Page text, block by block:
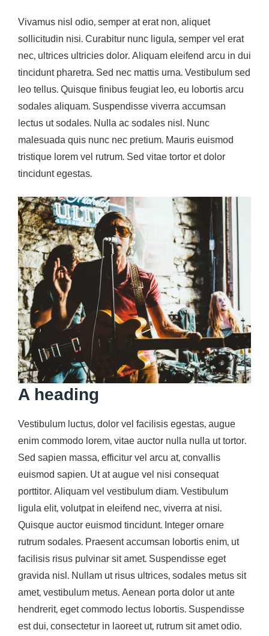
Vivamus nisl odio, semper at erat non, aliquet
sollicitudin nisi. Curabitur nunc ligula, semper vel erat
nec, ultrices ultricies dolor. Aliquam eleifend arcu in dui
tincidunt pharetra. Sed nec mattis urna. Vestibulum sed
leo tellus. Quisque finibus feugiat leo, eu lobortis arcu
sodales aliquam. Suspendisse viverra accumsan
lectus ut sodales. Nulla ac sodales nisl. Nunc
malesuada quis nunc nec pretium. Mauris euismod
tristique lorem vel rutrum. Sed vitae tortor et dolor
tincidunt egestas.
A heading
Vestibulum luctus, dolor vel facilisis egestas, augue
enim commodo lorem, vitae auctor nulla nulla ut tortor.
Sed sapien massa, efficitur vel arcu at, convallis
euismod sapien. Ut at augue vel nisi consequat
porttitor. Aliquam vel vestibulum diam. Vestibulum
ligula elit, volutpat in eleifend nec, viverra at nisi.
Quisque auctor euismod tincidunt. Integer ornare
rutrum sodales. Praesent accumsan lobortis enim, ut
facilisis risus pulvinar sit amet. Suspendisse eget
gravida nisl. Nullam ut risus ultrices, sodales metus sit
amet, vestibulum metus. Aenean porta dolor ut ante
hendrerit, eget commodo lectus lobortis. Suspendisse
est dui, consectetur in laoreet ut, rutrum sit amet odio.